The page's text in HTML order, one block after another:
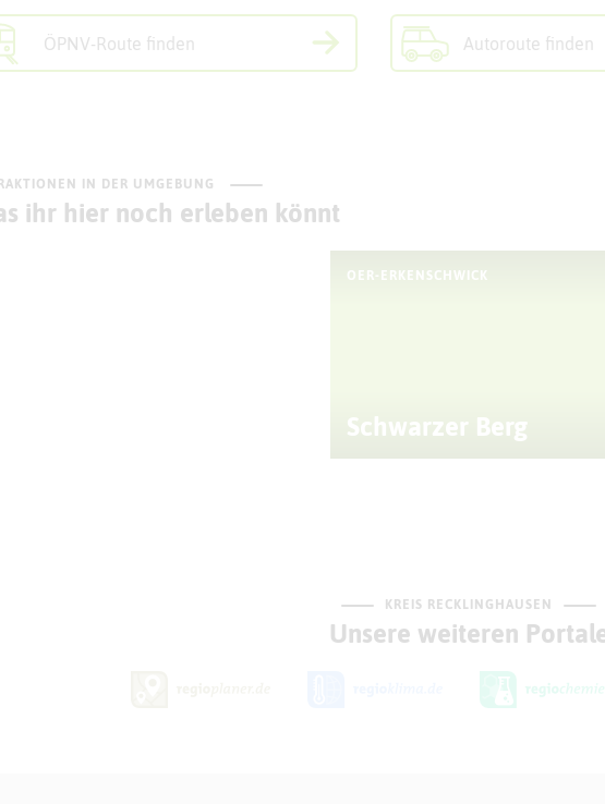
ÖPNV-Route finden Autoroute finden
IN DER UMGEBUNG
ihr hier noch erleben könnt
OER-ERKENSCHWICK
Schwarzer Berg
KREIS RECKLINGHAUSEN
Unsere weiteren